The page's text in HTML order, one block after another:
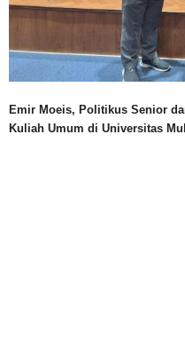
Emir Moeis, Politikus Senior
Kuliah Umum di Universitas